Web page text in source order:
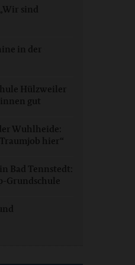
sind
in der
Hülzweiler
gut
Wuhlheide:
hier“
Bad Tennstedt:
Grundschule